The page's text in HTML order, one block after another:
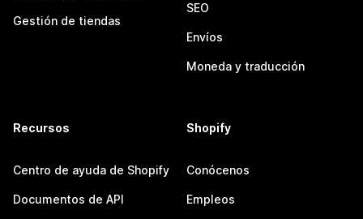
Gestión de tiendas
SEO
Envíos
Moneda y traducción
Recursos
Centro de ayuda de Shopify
Documentos de API
Shopify
Conócenos
Empleos